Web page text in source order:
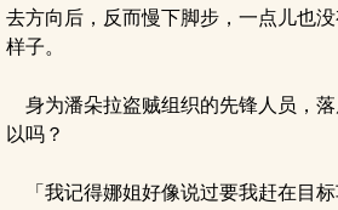
去方向后，反而慢下脚步，一点儿也
样子。
身为潘朵拉盗贼组织的先锋人员，
以吗？
「我记得娜姐好像说过要我赶在目